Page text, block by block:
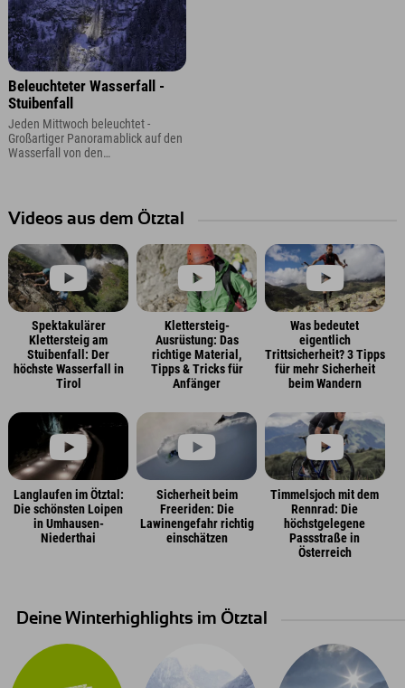
Beleuchteter Wasserfall -
Stuibenfall
Jeden Mittwoch beleuchtet -
Großartiger Panoramablick auf den
Wasserfall von den
Videos aus dem Ötztal
Spektakulärer
Klettersteig am
Stuibenfall: Der
höchste Wasserfall in
Tirol
Klettersteig-
Ausrüstung: Das
richtige Material,
Tipps & Tricks für
Anfänger
Was bedeutet
eigentlich
Trittsicherheit? 3 Tipps
für mehr Sicherheit
beim Wandern
Langlaufen im Ötztal:
Die schönsten Loipen
in Umhausen-
Niederthai
Sicherheit beim
Freeriden: Die
Lawinengefahr richtig
einschätzen
Timmelsjoch mit dem
Rennrad: Die
höchstgelegene
Passstraße in
Österreich
Deine Winterhighlights im Ötztal